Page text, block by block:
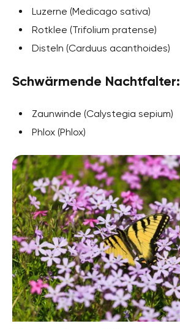
Luzerne (Medicago sativa)
Rotklee (Trifolium pratense)
Disteln (Carduus acanthoides)
Schwärmende Nachtfalter:
Zaunwinde (Calystegia sepium)
Phlox (Phlox)